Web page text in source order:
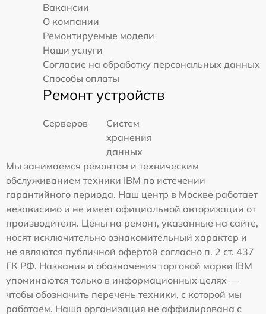
Вакансии
О компании
Ремонтируемые модели
Наши услуги
Согласие на обработку персональных данных
Способы оплаты
Ремонт устройств
Серверов
Систем
хранения
данных
Мы занимаемся ремонтом и техническим
обслуживанием техники IBM по истечении
гарантийного периода. Наш центр в Москве работает
независимо и не имеет официальной авторизации от
производителя. Цены на ремонт, указанные на сайте,
носят исключительно ознакомительный характер и
не являются публичной офертой согласно п. 2 ст. 437
ГК РФ. Названия и обозначения торговой марки IBM
упоминаются только в информационных целях —
чтобы обозначить перечень техники, с которой мы
работаем. Наша организация не аффилирована с